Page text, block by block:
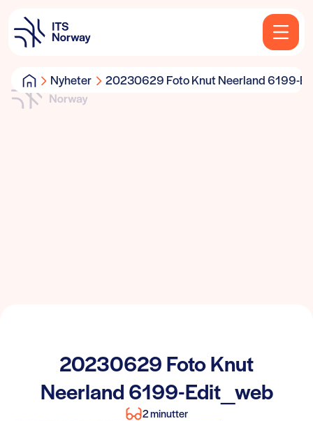
Nyheter 20230629 Foto Knut Neerland 6199-
20230629 Foto Knut
Neerland 6199-Edit_web
2 minutter